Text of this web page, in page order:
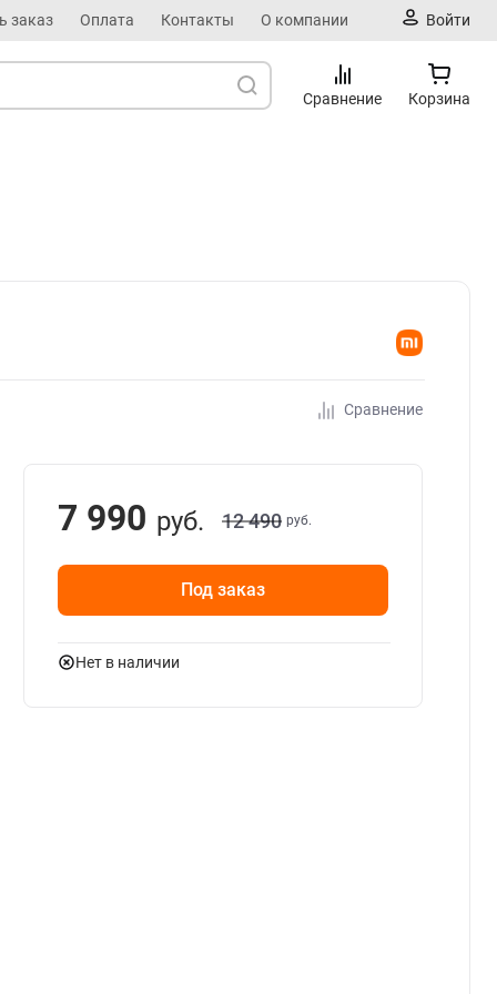
заказ Оплата Контакты О компании Войти
Сравнение Корзина
Сравнение
7 990 руб. 12 490 руб.
Под заказ
Нет в наличии